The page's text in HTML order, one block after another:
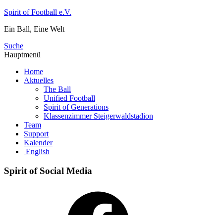
Zum
springen
Spirit of Football e.V.
Ein Ball, Eine Welt
Suche
Hauptmenü
Home
Aktuelles
The Ball
Unified Football
Spirit of Generations
Klassenzimmer Steigerwaldstadion
Team
Support
Kalender
English
Spirit of Social Media